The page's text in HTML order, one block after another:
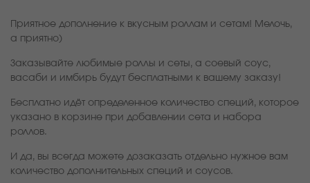
Приятное дополнение к вкусным роллам и сетам! Мелочь,
а приятно)
Заказывайте любимые роллы и сеты, а соевый соус,
васаби и имбирь будут бесплатными к вашему заказу!
Бесплатно идёт определенное количество специй, которое
указано в корзине при добавлении сета и набора
роллов.
И да, вы всегда можете дозаказать отдельно нужное вам
количество дополнительных специй и соусов.